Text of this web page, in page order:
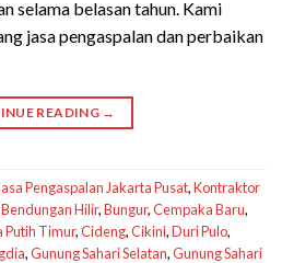
selama belasan tahun. Kami
jasa pengaspalan dan perbaikan
READING →
Pengaspalan Jakarta Pusat,Kontraktor
Bendungan Hilir,Bungur,Cempaka Baru,
Putih Timur,Cideng,Cikini,Duri Pulo,
,Gunung Sahari Selatan,Gunung Sahari